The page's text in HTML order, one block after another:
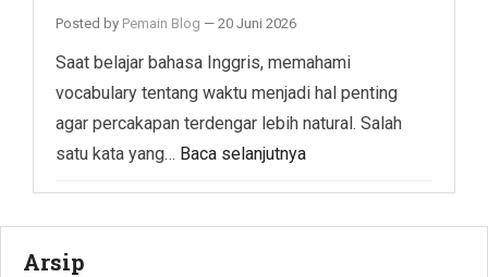
Posted by Pemain Blog — 20 Juni 2026
Saat belajar bahasa Inggris, memahami
vocabulary tentang waktu menjadi hal penting
agar percakapan terdengar lebih natural. Salah
satu kata yang… Baca selanjutnya
Arsip